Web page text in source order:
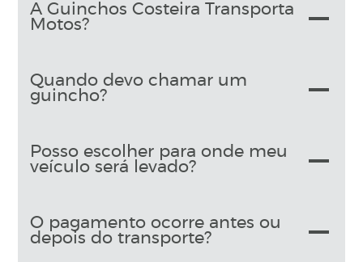
A Guinchos Costeira Transporta
Motos?
Quando devo chamar um
guincho?
Posso escolher para onde meu
veículo será levado?
O pagamento ocorre antes ou
depois do transporte?